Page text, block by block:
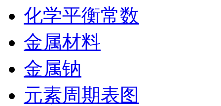
化学平衡常数
金属材料
金属钠
元素周期表图